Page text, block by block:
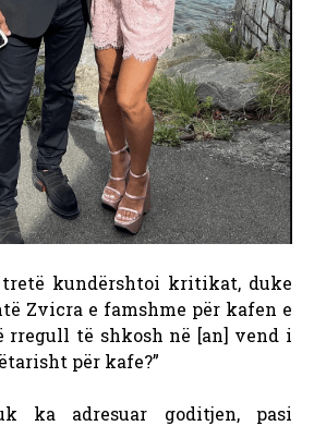
kundërshtoi kritikat, duke
Zvicra e famshme për kafen e
rregull të shkosh në [an] vend i
për kafe?”
ka adresuar goditjen, pasi